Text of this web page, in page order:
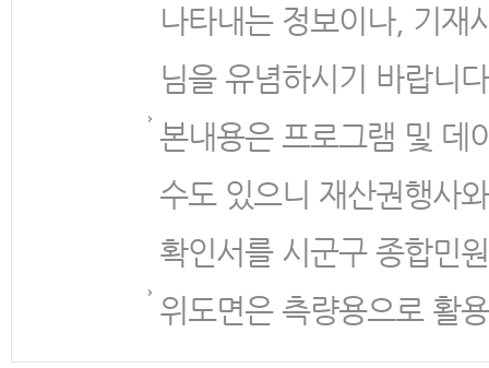
나타내는 정보이나, 기재
님을 유념하시기 바랍니
본내용은 프로그램 및 데
수도 있으니 재산권행사
확인서를 시군구 종합민
위도면은 측량용으로 활